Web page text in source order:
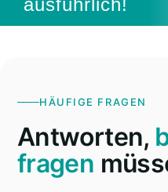
ausführlich!
HÄUFIGE FRAGEN
Antworten,
fragen